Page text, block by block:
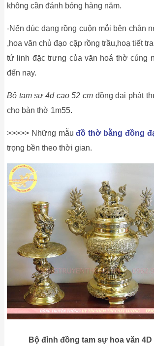
không cần đánh bóng hàng năm.
-Nến đúc dạng rồng cuộn mỗi bên chân
,hoa văn chủ đạo cặp rồng trầu,hoạ tiết
tứ linh đặc trưng của văn hoá thờ cúng
đến nay.
Bộ tam sự 4d cao 52 cm đồng đại phát
cho bàn thờ 1m55.
>>>>> Những mẫuđồ thờ bằng đồng
trọng bền theo thời gian.
Bộ đỉnh đồng tam sự hoa văn 4D